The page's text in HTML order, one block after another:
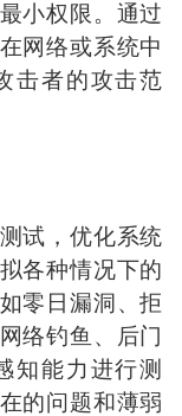
小权限。通过
网络或系统中
击者的攻击范
试，优化系统
各种情况下的
零日漏洞、拒
络钓鱼、后门
知能力进行测
的问题和薄弱